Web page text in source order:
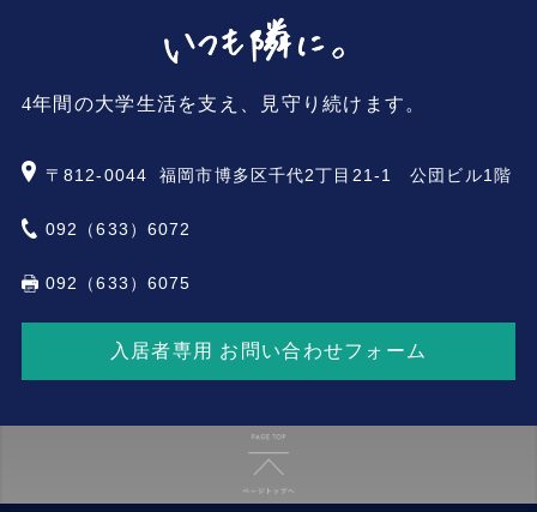
4年間の大学生活を支え、見守り続けます。
〒812-0044 福岡市博多区千代2丁目21-1 公団ビル1階
092（633）6072
092（633）6075
入居者専用 お問い合わせフォーム